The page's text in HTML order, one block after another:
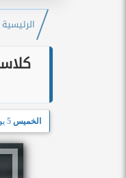
الرئيسية
الخميس 5 يونيو 2025